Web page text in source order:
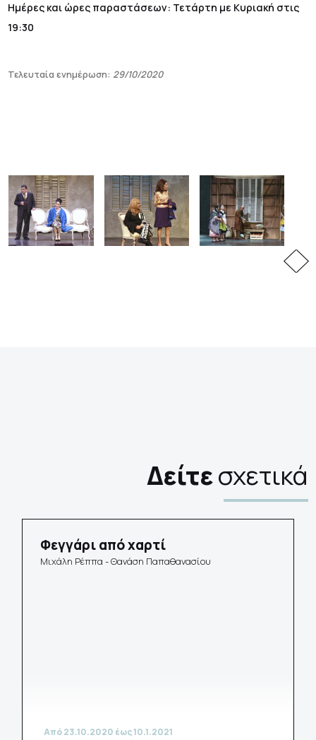
Ημέρες και ώρες παραστάσεων: Τετάρτη με Κυριακή στις
19:30
Τελευταία ενημέρωση:29/10/2020
Δείτεσχετικά
Από 23.10.2020 έως 10.1.2021
Φεγγάρι από χαρτί
Μιχάλη Ρέππα - Θανάση Παπαθανασίου